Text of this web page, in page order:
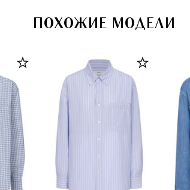
ПОХОЖИЕ МОДЕЛИ